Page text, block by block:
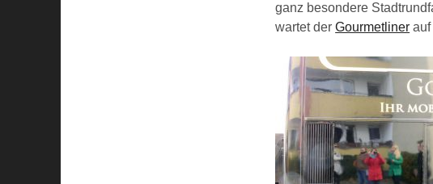
ganz besondere
wartet derGourmetliner auf